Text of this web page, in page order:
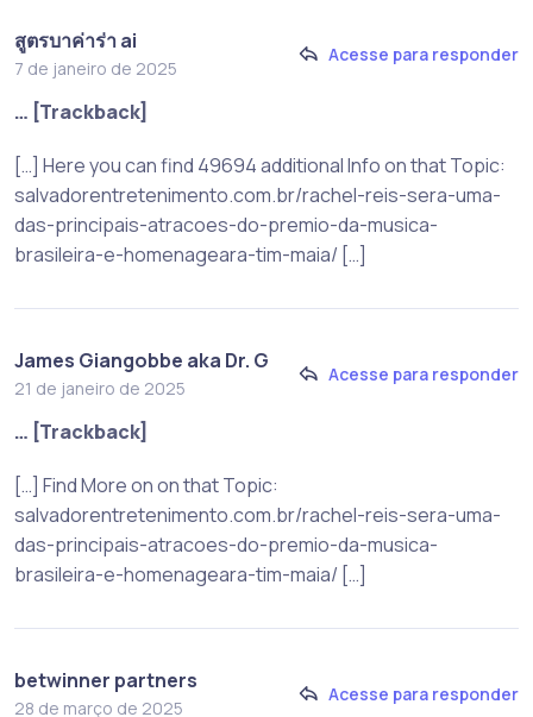
สูตรบาค่าร่า ai
7 de janeiro de 2025
Acesse para responder
… [Trackback]
[…] Here you can find 49694 additional Info on that Topic:
salvadorentretenimento.com.br/rachel-reis-sera-uma-
das-principais-atracoes-do-premio-da-musica-
brasileira-e-homenageara-tim-maia/ […]
James Giangobbe aka Dr. G
21 de janeiro de 2025
Acesse para responder
… [Trackback]
[…] Find More on on that Topic:
salvadorentretenimento.com.br/rachel-reis-sera-uma-
das-principais-atracoes-do-premio-da-musica-
brasileira-e-homenageara-tim-maia/ […]
betwinner partners
28 de março de 2025
Acesse para responder